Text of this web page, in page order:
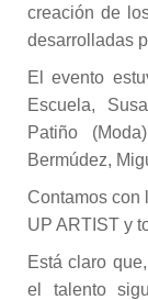
creación de
desarrolladas
El evento
Escuela,
Patiño
Bermúdez,
Contamos con
UP ARTIST y
Está claro
el talento